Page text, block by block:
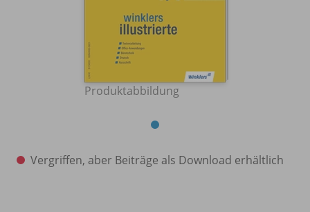
Produktabbildung
Vergriffen, aber Beiträge als Download erhältlich